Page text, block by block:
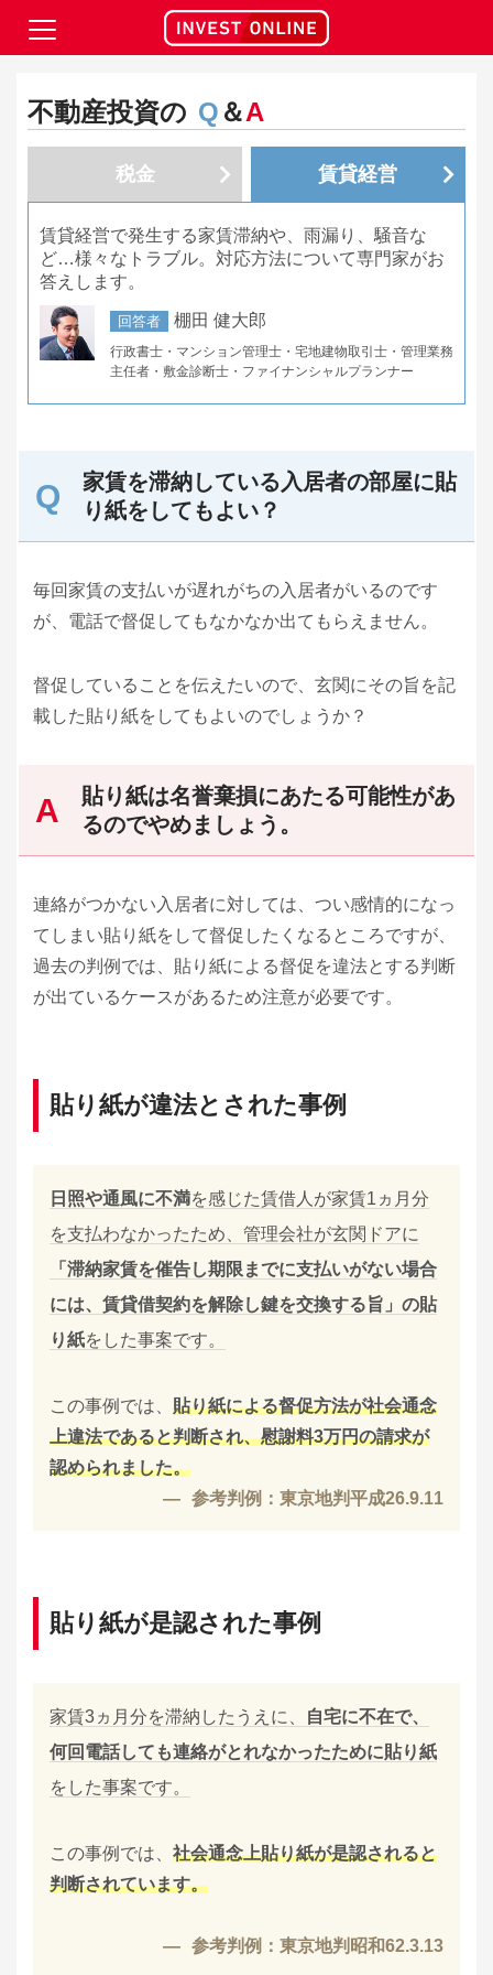
不動産投資の Q ＆A
税金 賃貸経営
賃貸経営で発生する家賃滞納や、雨漏り、騒音な
ど…様々なトラブル。対応方法について専門家がお
答えします。
回答者 棚田 健大郎
行政書士・マンション管理士・宅地建物取引士・管理業務
主任者・敷金診断士・ファイナンシャルプランナー
家賃を滞納している入居者の部屋に貼
り紙をしてもよい？
毎回家賃の支払いが遅れがちの入居者がいるのです
が、電話で督促してもなかなか出てもらえません。
督促していることを伝えたいので、玄関にその旨を記
載した貼り紙をしてもよいのでしょうか？
貼り紙は名誉棄損にあたる可能性があ
るのでやめましょう。
連絡がつかない入居者に対しては、つい感情的になっ
てしまい貼り紙をして督促したくなるところですが、
過去の判例では、貼り紙による督促を違法とする判断
が出ているケースがあるため注意が必要です。
貼り紙が違法とされた事例
日照や通風に不満を感じた賃借人が家賃1ヵ月分
を支払わなかったため、管理会社が玄関ドアに
「滞納家賃を催告し期限までに支払いがない場合
には、賃貸借契約を解除し鍵を交換する旨」の貼
り紙をした事案です。
この事例では、 貼り紙による督促方法が社会通念
上違法であると判断され、慰謝料3万円の請求が
認められました。
参考判例：東京地判平成26.9.11
貼り紙が是認された事例
家賃3ヵ月分を滞納したうえに、
自宅に不在で、
何回電話しても連絡がとれなかったために貼り紙
をした事案です。
この事例では、 社会通念上貼り紙が是認されると
判断されています。
参考判例：東京地判昭和62.3.13